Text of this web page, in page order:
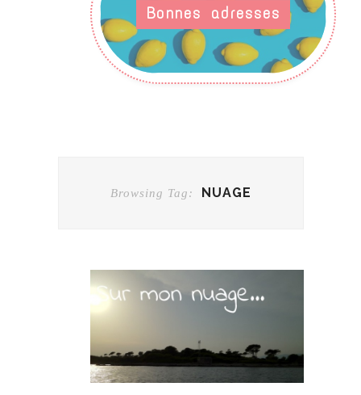
Bonnes adresses
Browsing Tag: NUAGE